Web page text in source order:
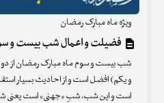
ویژه ماه مبارک رمضان
فضیلت و اعمال شب بیست و
شب بیست و سوم ماه مبارک رمضان از
و یکم) افضل است و از احادیث بسیار
است و این شب، شبِ «جهنی» است یعنی